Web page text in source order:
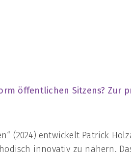
öffentlichen Sitzens?
(2024) entwickelt Patrick
innovativ zu nähern.